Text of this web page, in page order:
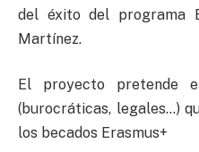
del éxito del programa
Martínez.
El proyecto pretende
(burocráticas, legales…)
los becados Erasmus+